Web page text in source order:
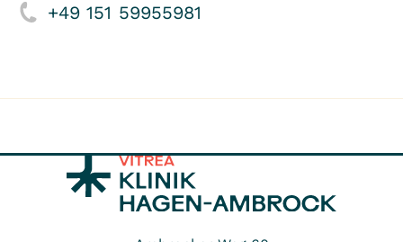
+49 151 59955981